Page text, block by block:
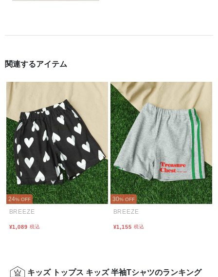
関連するアイテム
24% OFF
BREEZE
¥1,089 税込
30% OFF
BREEZE
¥1,155 税込
キッズ トップス キッズ 半袖Tシャツのランキング